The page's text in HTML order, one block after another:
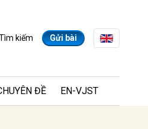
kiếm Gửi bài
ĐỀ EN-VJST